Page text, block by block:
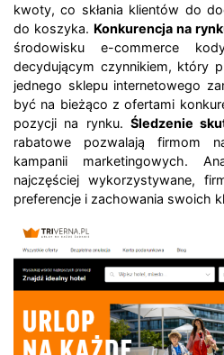
kwoty, co skłania klientów do
do koszyka. Konkurencja na
środowisku e-commerce
decydującym czynnikiem, który
jednego sklepu internetowego
być na bieżąco z ofertami
pozycji na rynku. Śledzenie
rabatowe pozwalają firmom
kampanii marketingowych.
najczęściej wykorzystywane,
preferencje i zachowania swoich